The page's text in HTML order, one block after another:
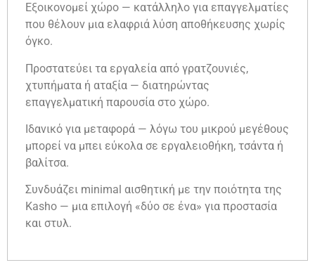
Εξοικονομεί χώρο — κατάλληλο για επαγγελματίες
που θέλουν μια ελαφριά λύση αποθήκευσης χωρίς
όγκο.
Προστατεύει τα εργαλεία από γρατζουνιές,
χτυπήματα ή αταξία — διατηρώντας
επαγγελματική παρουσία στο χώρο.
Ιδανικό για μεταφορά — λόγω του μικρού μεγέθους
μπορεί να μπει εύκολα σε εργαλειοθήκη, τσάντα ή
βαλίτσα.
Συνδυάζει minimal αισθητική με την ποιότητα της
Kasho — μια επιλογή «δύο σε ένα» για προστασία
και στυλ.